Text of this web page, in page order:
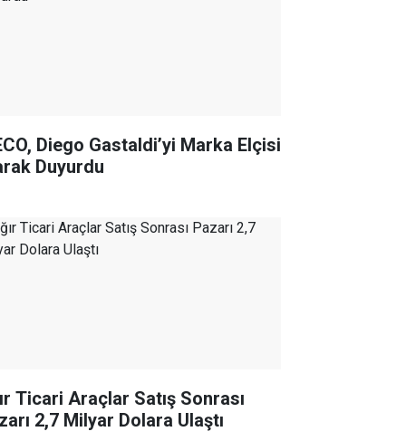
Diego Gastaldi’yi Marka Elçisi
Duyurdu
Ticari Araçlar Satış Sonrası
2,7 Milyar Dolara Ulaştı